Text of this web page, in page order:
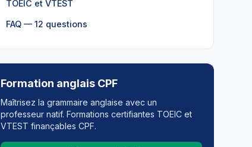
TOEIC et VTEST
FAQ — 12 questions
Formation anglais CPF
Maîtrisez la grammaire anglaise avec un
professeur natif. Formations certifiantes TOEIC et
VTEST finançables CPF.